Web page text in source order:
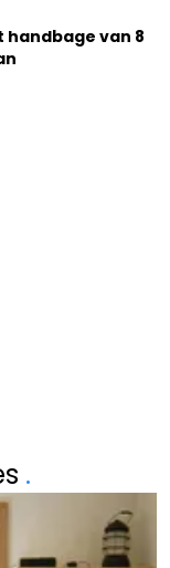
handbage van 8
.